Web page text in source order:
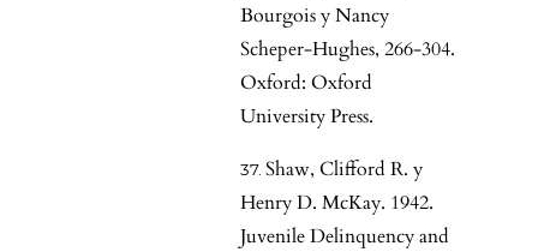
Bourgois y Nancy
Scheper-Hughes, 266-304.
Oxford: Oxford
University Press.
Shaw, Clifford R. y
Henry D. McKay. 1942.
Juvenile Delinquency and